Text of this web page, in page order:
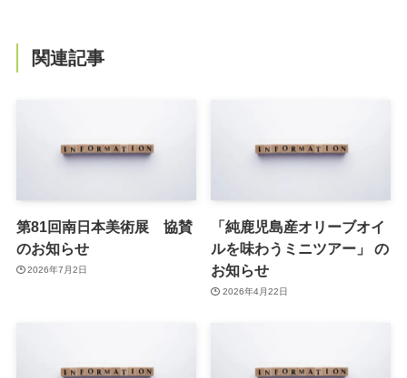
関連記事
第81回南日本美術展 協賛
のお知らせ
2026年7月2日
「純鹿児島産オリーブオイ
ルを味わうミニツアー」 の
お知らせ
2026年4月22日